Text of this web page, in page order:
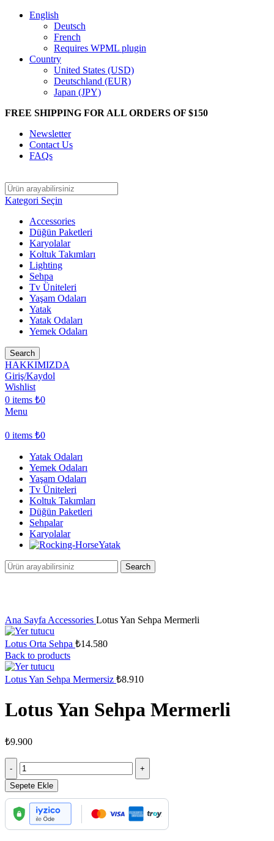
English
Deutsch
French
Requires WPML plugin
Country
United States (USD)
Deutschland (EUR)
Japan (JPY)
FREE SHIPPING FOR ALL ORDERS OF $150
Newsletter
Contact Us
FAQs
Kategori Seçin
Accessories
Düğün Paketleri
Karyolalar
Koltuk Takımları
Lighting
Sehpa
Tv Üniteleri
Yaşam Odaları
Yatak
Yatak Odaları
Yemek Odaları
Search
HAKKIMIZDA
Giriş/Kaydol
Wishlist
0 items ₺0
Menu
0 items ₺0
Yatak Odaları
Yemek Odaları
Yaşam Odaları
Tv Üniteleri
Koltuk Takımları
Düğün Paketleri
Sehpalar
Karyolalar
Yatak
Search
Ana Sayfa Accessories Lotus Yan Sehpa Mermerli
Lotus Orta Sehpa ₺14.580
Back to products
Lotus Yan Sehpa Mermersiz ₺8.910
Lotus Yan Sehpa Mermerli
₺9.900
Lotus
Yan
Sehpa
Mermerli
adet
Sepete Ekle